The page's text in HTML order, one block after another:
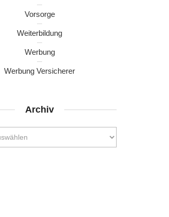
Vorsorge
Weiterbildung
Werbung
Werbung Versicherer
Archiv